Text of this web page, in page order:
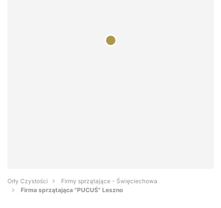
Orły Czystości
Firmy sprzątające - Święciechowa
Firma sprzątająca "PUCUŚ" Leszno